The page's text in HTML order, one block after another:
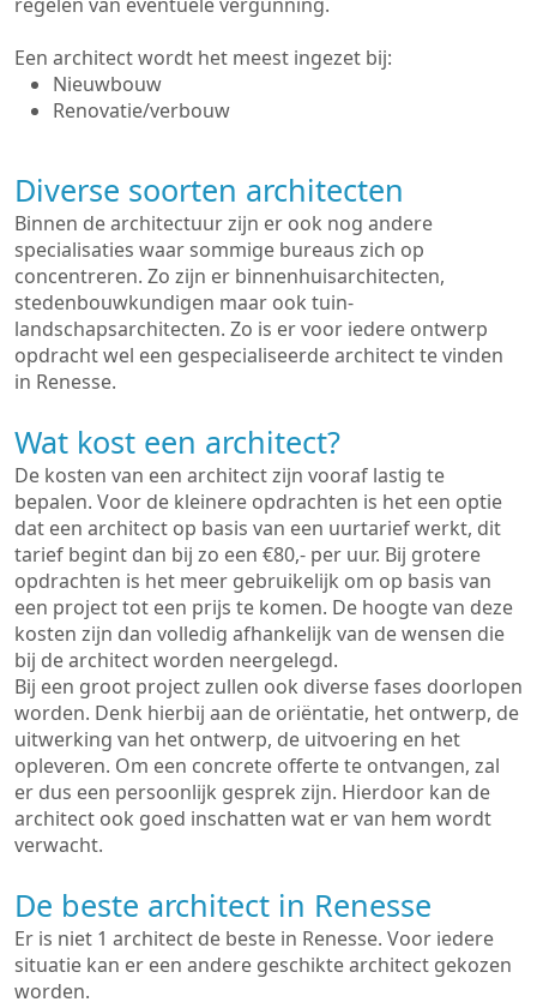
Een architect wordt het meest ingezet bij:
Nieuwbouw
Renovatie/verbouw
Diverse soorten architecten
Binnen de architectuur zijn er ook nog andere
specialisaties waar sommige bureaus zich op
concentreren. Zo zijn er binnenhuisarchitecten,
stedenbouwkundigen maar ook tuin-
landschapsarchitecten. Zo is er voor iedere ontwerp
opdracht wel een gespecialiseerde architect te vinden
in Renesse.
Wat kost een architect?
De kosten van een architect zijn vooraf lastig te
bepalen. Voor de kleinere opdrachten is het een optie
dat een architect op basis van een uurtarief werkt, dit
tarief begint dan bij zo een €80,- per uur. Bij grotere
opdrachten is het meer gebruikelijk om op basis van
een project tot een prijs te komen. De hoogte van deze
kosten zijn dan volledig afhankelijk van de wensen die
bij de architect worden neergelegd.
Bij een groot project zullen ook diverse fases doorlopen
worden. Denk hierbij aan de oriëntatie, het ontwerp, de
uitwerking van het ontwerp, de uitvoering en het
opleveren. Om een concrete offerte te ontvangen, zal
er dus een persoonlijk gesprek zijn. Hierdoor kan de
architect ook goed inschatten wat er van hem wordt
verwacht.
De beste architect in Renesse
Er is niet 1 architect de beste in Renesse. Voor iedere
situatie kan er een andere geschikte architect gekozen
worden.